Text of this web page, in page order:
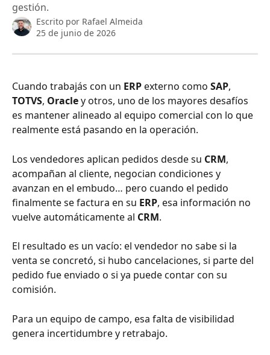
gestión.
Escrito por Rafael Almeida
25 de junio de 2026
Cuando trabajás con un ERP externo como SAP,
TOTVS, Oracle y otros, uno de los mayores desafíos
es mantener alineado al equipo comercial con lo que
realmente está pasando en la operación.
Los vendedores aplican pedidos desde su CRM,
acompañan al cliente, negocian condiciones y
avanzan en el embudo… pero cuando el pedido
finalmente se factura en su ERP, esa información no
vuelve automáticamente al CRM.
El resultado es un vacío: el vendedor no sabe si la
venta se concretó, si hubo cancelaciones, si parte del
pedido fue enviado o si ya puede contar con su
comisión.
Para un equipo de campo, esa falta de visibilidad
genera incertidumbre y retrabajo.